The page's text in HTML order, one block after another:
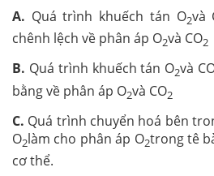
A. Quá trình khuếch tán O2và
chênh lệch về phân áp O2và CO2
B. Quá trình khuếch tán O2và
bằng về phân áp O2và CO2
C. Quá trình chuyển hoá bên
O2làm cho phân áp O2trong tê
cơ thể.